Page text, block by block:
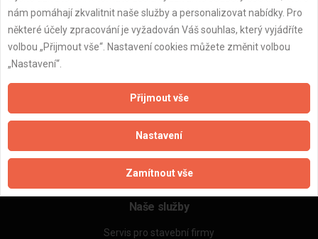
Důležité informace
Zpracování a ochrana osobních údajů
Zásady pro používání souborů cookie
Obchodní podmínky (zprostředkování)
Obchodní podmínky (rozpočtování)
Reference
Naše excelové tabulky online
Naše služby
Servis pro stavební firmy
nám pomáhají zkvalitnit naše služby a personalizovat nabídky. Pro
některé účely zpracování je vyžadován Váš souhlas, který vyjádříte
volbou „Přijmout vše“. Nastavení cookies můžete změnit volbou
„Nastavení“.
Přijmout vše
Nastavení
Zamítnout vše